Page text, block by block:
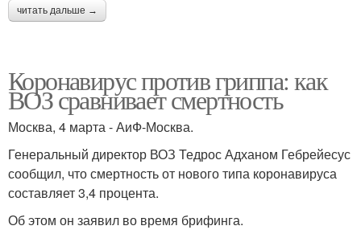
читать дальше →
Коронавирус против гриппа: как
ВОЗ сравнивает смертность
Москва, 4 марта - АиФ-Москва.
Генеральный директор ВОЗ Тедрос Адханом Гебрейесус
сообщил, что смертность от нового типа коронавируса
составляет 3,4 процента.
Об этом он заявил во время брифинга.